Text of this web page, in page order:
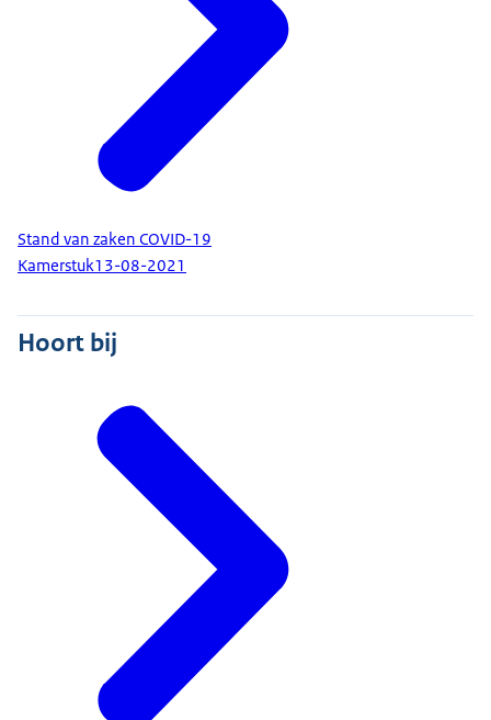
Stand van zaken COVID-19
Kamerstuk13-08-2021
Hoort bij